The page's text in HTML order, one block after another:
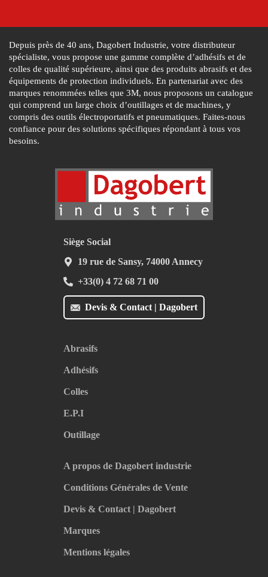
Depuis près de 40 ans, Dagobert Industrie, votre distributeur
spécialiste, vous propose une gamme complète d’adhésifs et de
colles de qualité supérieure, ainsi que des produits abrasifs et des
équipements de protection individuels. En partenariat avec des
marques renommées telles que 3M, nous proposons un catalogue
qui comprend un large choix d’outillages et de machines, y
compris des outils électroportatifs et pneumatiques. Faites-nous
confiance pour des solutions spécifiques répondant à tous vos
besoins.
Devis & Contact | Dagobert
Siège Social
19 rue de Sansy, 74000 Annecy
+33(0) 4 72 68 71 00
Abrasifs
Adhésifs
Colles
E.P.I
Outillage
A propos de Dagobert industrie
Conditions Générales de Vente
Devis & Contact | Dagobert
Marques
Mentions légales